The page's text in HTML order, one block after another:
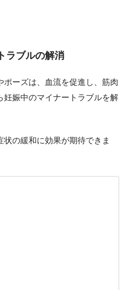
ラブルの解消
ポーズは、血流を促進し、筋肉
妊娠中のマイナートラブルを解
の緩和に効果が期待できま